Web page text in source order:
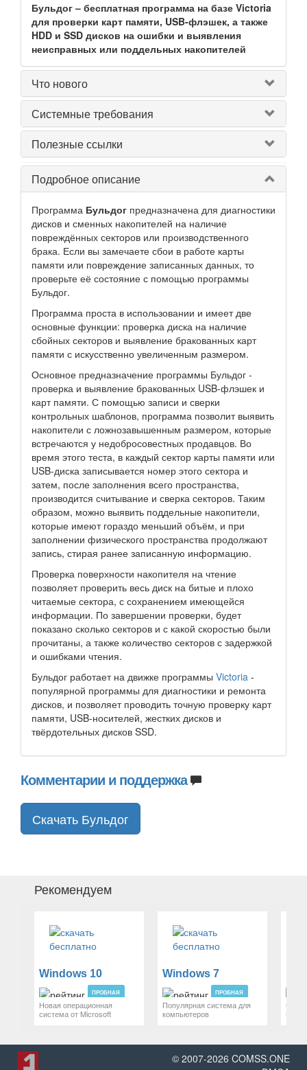
Бульдог – бесплатная программа на базе Victoria
для проверки карт памяти, USB-флэшек, а также
HDD и SSD дисков на ошибки и выявления
неисправных или поддельных накопителей
Что нового
Системные требования
Полезные ссылки
Подробное описание
Программа Бульдог предназначена для диагностики
дисков и сменных накопителей на наличие
повреждённых секторов или производственного
брака. Если вы замечаете сбои в работе карты
памяти или повреждение записанных данных, то
проверьте её состояние с помощью программы
Бульдог.
Программа проста в использовании и имеет две
основные функции: проверка диска на наличие
сбойных секторов и выявление бракованных карт
памяти с искусственно увеличенным размером.
Основное предназначение программы Бульдог -
проверка и выявление бракованных USB-флэшек и
карт памяти. С помощью записи и сверки
контрольных шаблонов, программа позволит выявить
накопители с ложнозавышенным размером, которые
встречаются у недобросовестных продавцов. Во
время этого теста, в каждый сектор карты памяти или
USB-диска записывается номер этого сектора и
затем, после заполнения всего пространства,
производится считывание и сверка секторов. Таким
образом, можно выявить поддельные накопители,
которые имеют гораздо меньший объём, и при
заполнении физического пространства продолжают
запись, стирая ранее записанную информацию.
Проверка поверхности накопителя на чтение
позволяет проверить весь диск на битые и плохо
читаемые сектора, с сохранением имеющейся
информации. По завершении проверки, будет
показано сколько секторов и с какой скоростью были
прочитаны, а также количество секторов с задержкой
и ошибками чтения.
Бульдог работает на движке программы Victoria -
популярной программы для диагностики и ремонта
дисков, и позволяет проводить точную проверку карт
памяти, USB-носителей, жестких дисков и
твёрдотельных дисков SSD.
Комментарии и поддержка
Скачать Бульдог
Рекомендуем
Windows 10
ПРОБНАЯ
Новая операционная
система от Microsoft
Windows 7
ПРОБНАЯ
Популярная система для
компьютеров
© 2007-2026 COMSS.ONE